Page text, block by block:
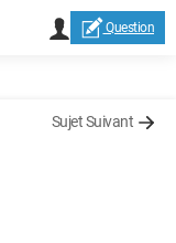
Question
Sujet Suivant